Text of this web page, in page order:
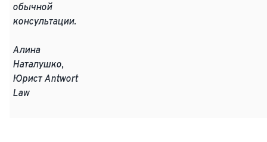
обычной
консультации.
Алина
Наталушко,
Юрист Antwort
Law